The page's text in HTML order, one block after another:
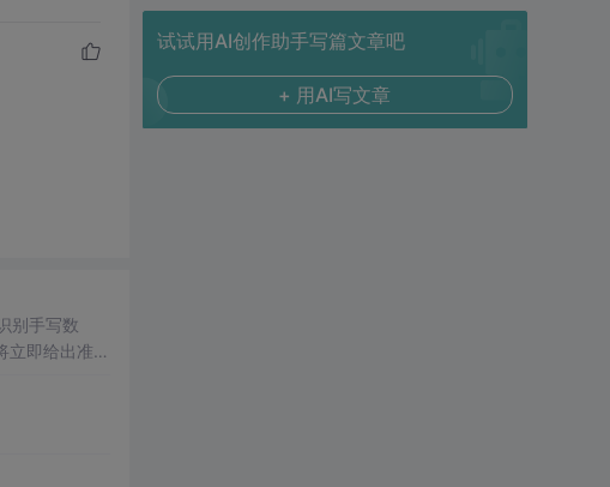
别手写数
即给出准确
试试用AI创作助手写篇文章吧
+ 用AI写文章